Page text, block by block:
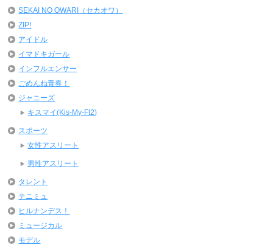
SEKAI NO OWARI（セカオワ）
ZIP!
アイドル
イマドキガール
インフルエンサー
ごめんね青春！
ジャニーズ
キスマイ(Kis-My-Ft2)
スポーツ
女性アスリート
男性アスリート
タレント
テニミュ
ヒルナンデス！
ミュージカル
モデル